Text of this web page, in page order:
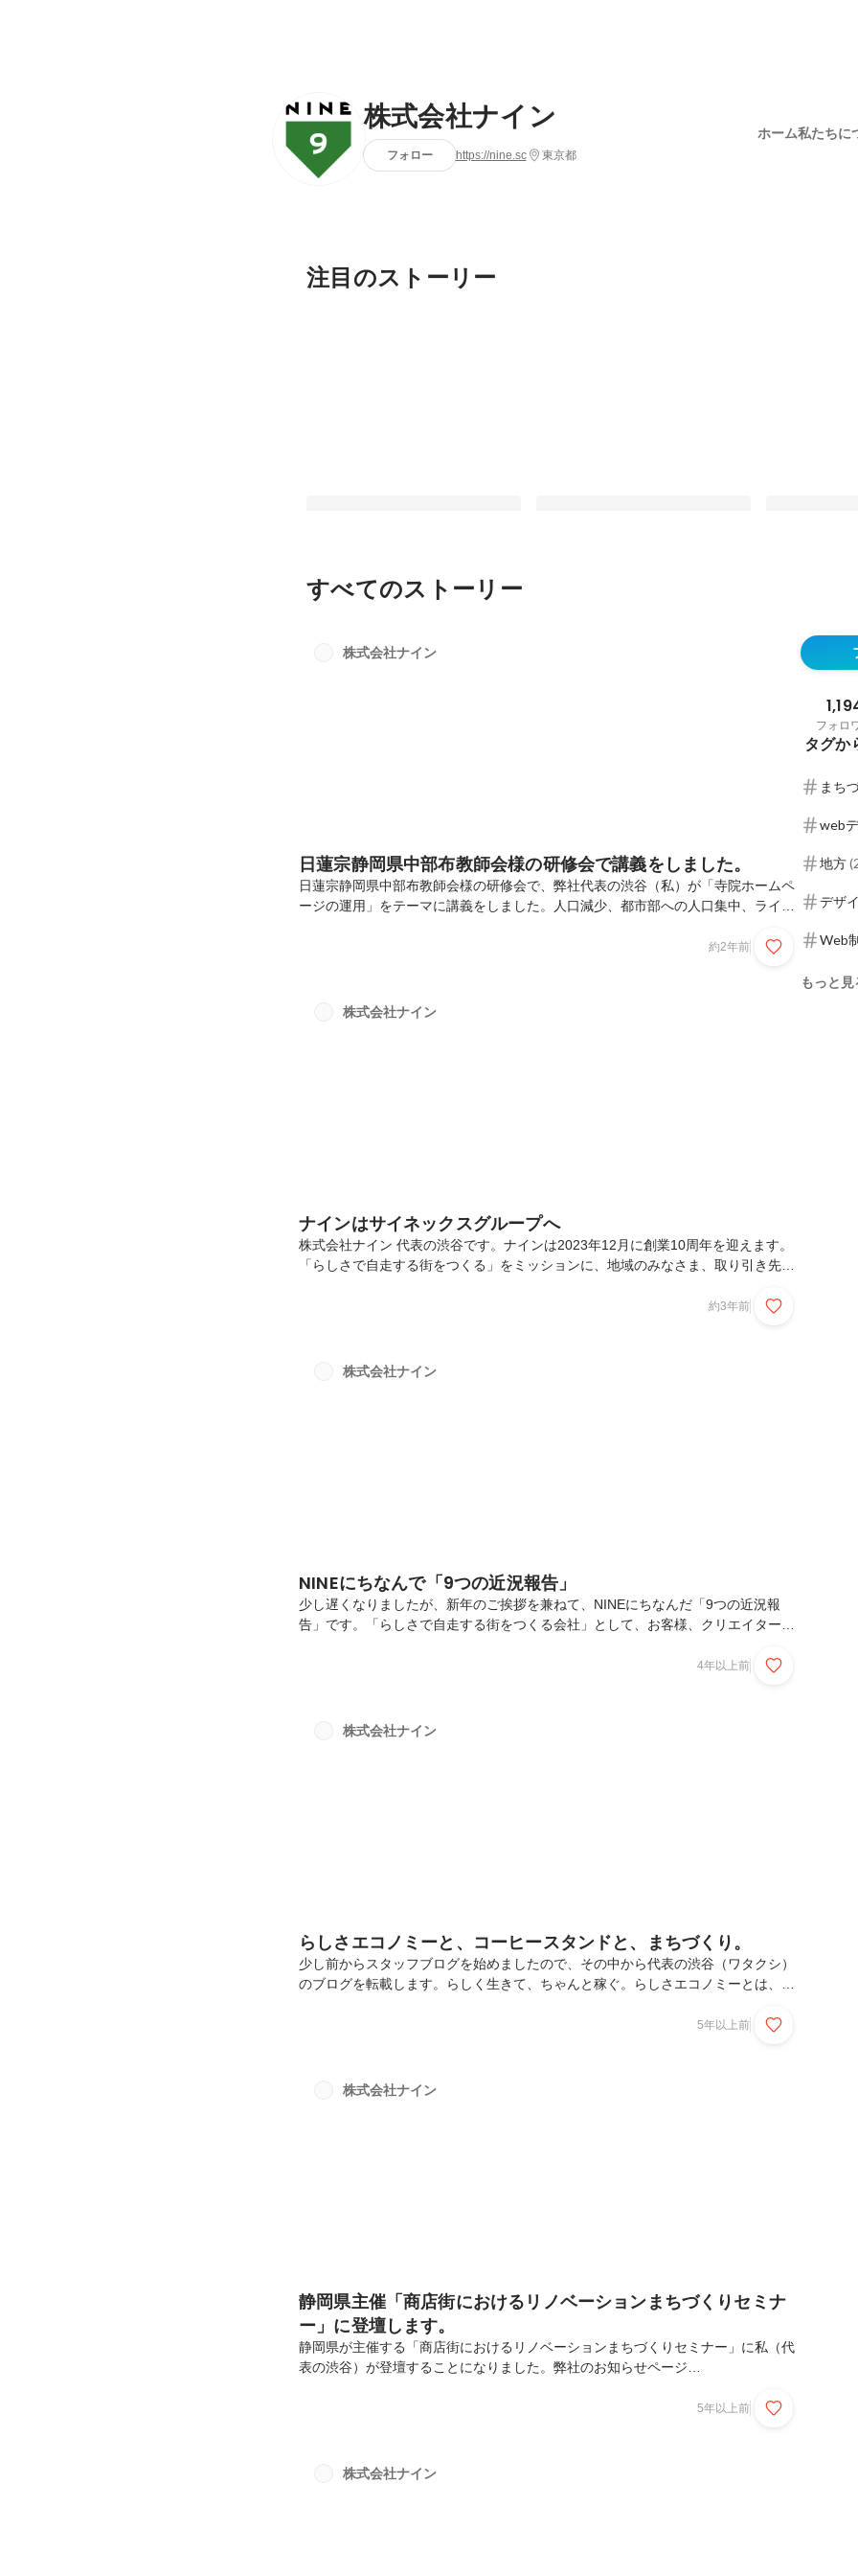
株式会社ナイン
フォロー https://nine.sc 東京都
ホーム私たちに
注目のストーリー
最新順で表示
最新順で表示
すべてのストーリー
株式会社ナイン
日蓮宗静岡県中部布教師会様の研修会で講義をしました。
日蓮宗静岡県中部布教師会様の研修会で、弊社代表の渋谷（私）が「寺院ホームペ
ージの運用」をテーマに講義をしました。人口減少、都市部への人口集中、ライフ
方で、デジタルの活用等でユーザー体験（UX）を向上させ、新しい価値を生み出
とが重要であること伝えた上で、 寺院のWEBサイトのポイント等もお話しまし
約2年前
株式会社ナイン
ナインはサイネックスグループへ
株式会社ナイン 代表の渋谷です。ナインは2023年12月に創業10周年を迎えます。
「らしさで自走する街をつくる」をミッションに、地域のみなさま、取り引き先の
とをたくさん経験させていただいた10年でした。10周年と同時に次の10年が始ま
（東証スタンダード：2376）のグループに入りました。サイネックス社は「官⺠
約3年前
株式会社ナイン
NINEにちなんで「9つの近況報告」
少し遅くなりましたが、新年のご挨拶を兼ねて、NINEにちなんだ「9つの近況報
告」です。「らしさで自走する街をつくる会社」として、お客様、クリエイターや
年もがんばります。その１．観光・採用系が増えたWEB制作。引き続きナインが
す。制作事例ターントクルこども館うみたび・やまたびその２．映像制作も増えて
4年以上前
株式会社ナイン
らしさエコノミーと、コーヒースタンドと、まちづくり。
少し前からスタッフブログを始めましたので、その中から代表の渋谷（ワタクシ）
のブログを転載します。らしく生きて、ちゃんと稼ぐ。らしさエコノミーとは、ら
経済」のことです。一人ひとりが好きなこと・やりたいことで、誰かの役に立っ
ド。一年以上前から、色々な方の助けを借りながら、このコンセプトにたどり着
5年以上前
株式会社ナイン
静岡県主催「商店街におけるリノベーションまちづくりセミナ
ー」に登壇します。
静岡県が主催する「商店街におけるリノベーションまちづくりセミナー」に私（代
表の渋谷）が登壇することになりました。弊社のお知らせページ
ントが概要です。空き店舗を活き店舗に。かえる。くらし。まち。〜商店街におけ
まらない街の魅力や価値の向上に向けたエリアマネジメントという考え方によるま
5年以上前
株式会社ナイン
フォロ
タグか
まち
web
地方(
デザ
Web
もっと見